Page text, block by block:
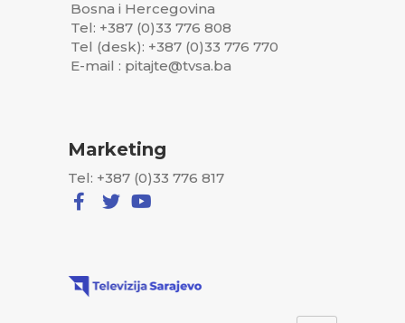
Bosna i Hercegovina
Tel: +387 (0)33 776 808
Tel (desk): +387 (0)33 776 770
E-mail : pitajte@tvsa.ba
Marketing
Tel: +387 (0)33 776 817